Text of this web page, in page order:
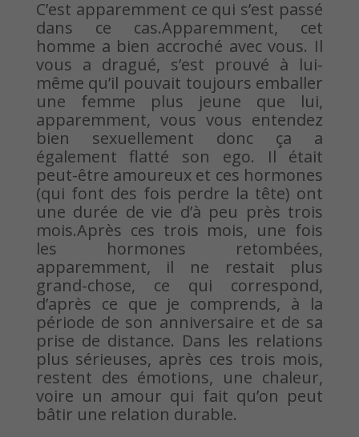
C’est apparemment ce qui s’est passé
dans ce cas.Apparemment, cet
homme a bien accroché avec vous. Il
vous a dragué, s’est prouvé à lui-
même qu’il pouvait toujours emballer
une femme plus jeune que lui,
apparemment, vous vous entendez
bien sexuellement donc ça a
également flatté son ego. Il était
peut-être amoureux et ces hormones
(qui font des fois perdre la tête) ont
une durée de vie d’à peu près trois
mois.Après ces trois mois, une fois
les hormones retombées,
apparemment, il ne restait plus
grand-chose, ce qui correspond,
d’après ce que je comprends, à la
période de son anniversaire et de sa
prise de distance. Dans les relations
plus sérieuses, après ces trois mois,
restent des émotions, une chaleur,
voire un amour qui fait qu’on peut
bâtir une relation durable.